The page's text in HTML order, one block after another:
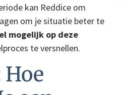
kan Reddice om
om je situatie beter te
mogelijk op deze
te versnellen.